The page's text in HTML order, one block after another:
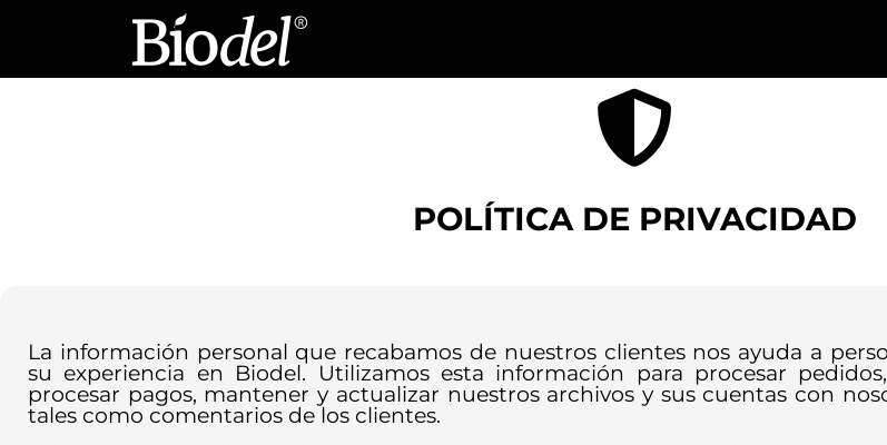
POLÍTICA DE PRIVACIDAD
La información personal que recabamos de nuestros clientes nos ayuda a
su experiencia en Biodel. Utilizamos esta información para procesar
procesar pagos, mantener y actualizar nuestros archivos y sus cuentas con
tales como comentarios de los clientes.